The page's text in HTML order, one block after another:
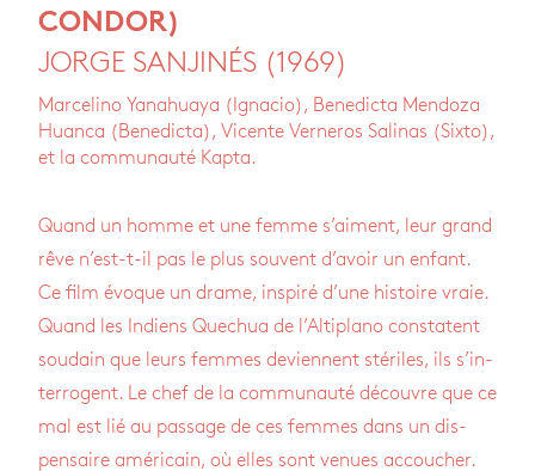
CONDOR)
JORGE SANJINÉS (1969)
Marcelino Yanahuaya (Ignacio), Benedicta Mendoza
Huanca (Benedicta), Vicente Verneros Salinas (Sixto),
et la communauté Kapta.
Quand un homme et une femme s’aiment, leur grand
rêve n’est-t-il pas le plus sou­vent d’avoir un enfant.
Ce film évoque un drame, ins­piré d’une his­toire vraie.
Quand les Indiens Que­chua de l’Al­ti­plano constatent
sou­dain que leurs femmes deviennent sté­riles, ils s’in­
ter­rogent. Le chef de la com­mu­nauté découvre que ce
mal est lié au pas­sage de ces femmes dans un dis­
pen­saire amé­ri­cain, où elles sont venues accou­cher.